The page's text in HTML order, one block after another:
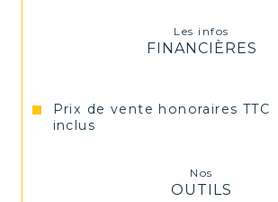
Les infos
FINANCIÈRES
Prix de vente honoraires TTC
inclus
Nos
OUTILS